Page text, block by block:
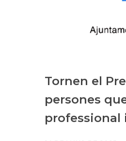
Tornen el
persones
professional